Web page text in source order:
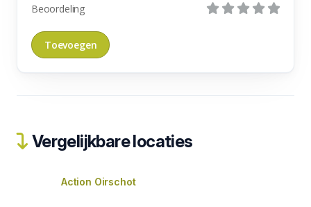
Beoordeling
Vergelijkbare locaties
Action Oirschot